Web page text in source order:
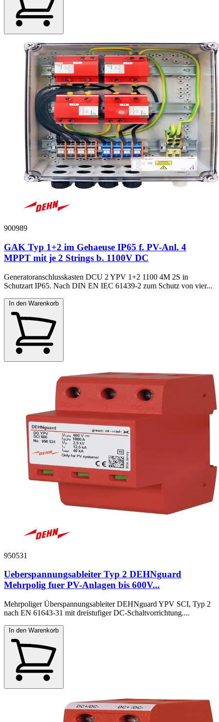
900989
GAK Typ 1+2 im Gehaeuse IP65 f. PV-Anl. 4
MPPT mit je 2 Strings b. 1100V DC
Generatoranschlusskasten DCU 2 YPV 1+2 1100 4M 2S in
Schutzart IP65. Nach DIN EN IEC 61439-2 zum Schutz von vier...
In den Warenkorb
950531
Ueberspannungsableiter Typ 2 DEHNguard
Mehrpolig fuer PV-Anlagen bis 600V...
Mehrpoliger Überspannungsableiter DEHNguard YPV SCI, Typ 2
nach EN 61643-31 mit dreistufiger DC-Schaltvorrichtung....
In den Warenkorb